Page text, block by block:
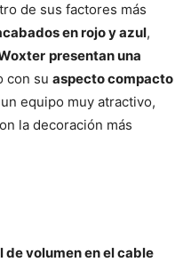
de sus factores más
en rojo y azul,
presentan una
con su aspecto compacto
equipo muy atractivo,
la decoración más
de volumen en el cable